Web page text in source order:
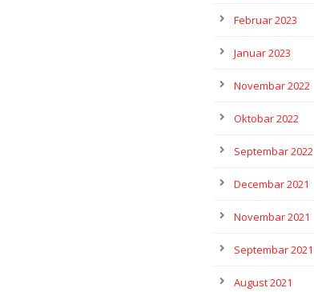
Februar 2023
Januar 2023
Novembar 2022
Oktobar 2022
Septembar 2022
Decembar 2021
Novembar 2021
Septembar 2021
August 2021